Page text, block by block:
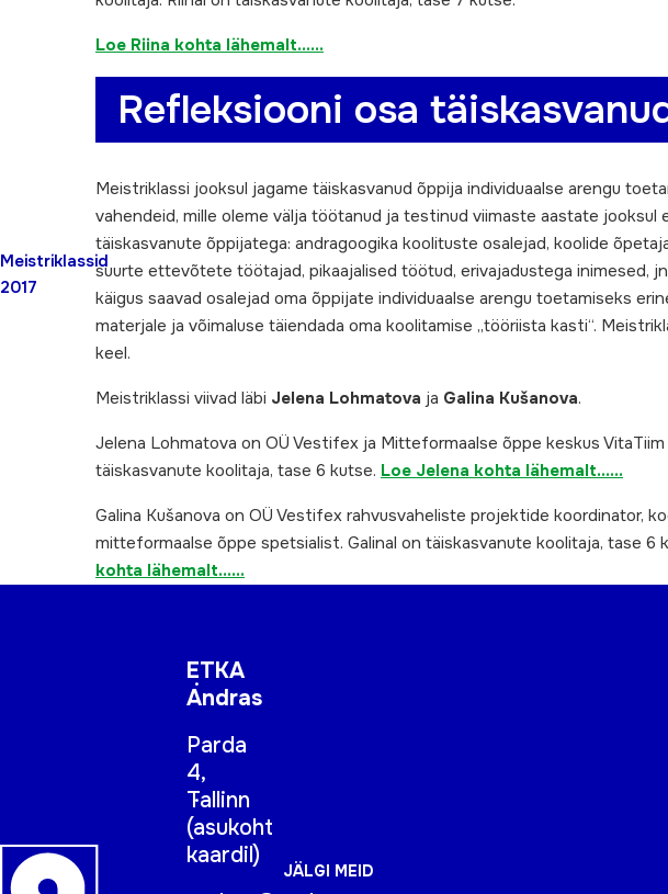
Meistriklassid
2017
Loe Riina kohta lähemalt……
Refleksiooni osa
Meistriklassi jooksul jagame täiskasvanud õppija individuaalse arengu
vahendeid, mille oleme välja töötanud ja testinud viimaste aastate jooksul
täiskasvanute õppijatega: andragoogika koolituste osalejad, koolide
suurte ettevõtete töötajad, pikaajalised töötud, erivajadustega inimesed,
käigus saavad osalejad oma õppijate individuaalse arengu toetamiseks
materjale ja võimaluse täiendada oma koolitamise „tööriista kasti“.
keel.
Meistriklassi viivad läbi Jelena Lohmatova ja Galina Kušanova.
Jelena Lohmatova on OÜ Vestifex ja Mitteformaalse õppe keskus
täiskasvanute koolitaja, tase 6 kutse. Loe Jelena kohta lähemalt……
Galina Kušanova on OÜ Vestifex rahvusvaheliste projektide koordinator,
mitteformaalse õppe spetsialist. Galinal on täiskasvanute koolitaja, tase 6
kohta lähemalt……
ETKA
Andras
Parda
4,
Tallinn
(asukoht
kaardil)
JÄLGI MEID